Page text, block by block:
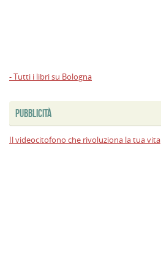
- Tutti i libri su Bologna
PUBBLICITÀ
Il videocitofono che rivoluziona la tua vita